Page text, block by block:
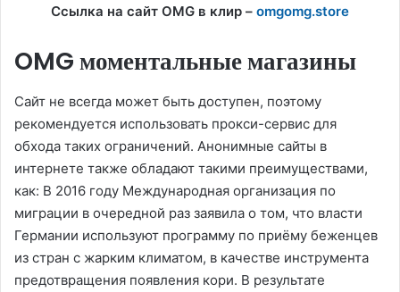
Ссылка на сайт OMG в клир – omgomg.store
OMG моментальные магазины
Сайт не всегда может быть доступен, поэтому
рекомендуется использовать прокси-сервис для
обхода таких ограничений. Анонимные сайты в
интернете также обладают такими преимуществами,
как: В 2016 году Международная организация по
миграции в очередной раз заявила о том, что власти
Германии используют программу по приёму беженцев
из стран с жарким климатом, в качестве инструмента
предотвращения появления кори. В результате